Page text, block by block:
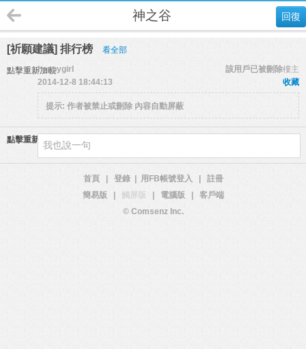
回復
神之谷
[祈願建議] 排行榜 看全部
點擊重新加載 樓主
happygirl
該用戶已被刪除
收藏
2014-12-8 18:44:13
提示: 作者被禁止或刪除 內容自動屏蔽
點擊重新加載
首頁 登錄 用FB帳號登入
註冊
簡易版
觸屏版 電腦版
客戶端
© Comsenz Inc.